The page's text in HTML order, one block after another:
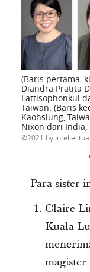
(Baris pertama,
Diandra Pratita
Lattisophonkul
Taiwan. (Baris
Kaohsiung,
Nixon dari India,
2021 by
Para sister
Claire
Kuala
magister